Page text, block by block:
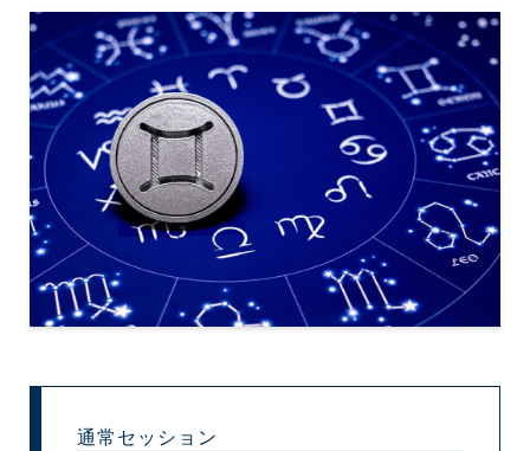
通常セッション